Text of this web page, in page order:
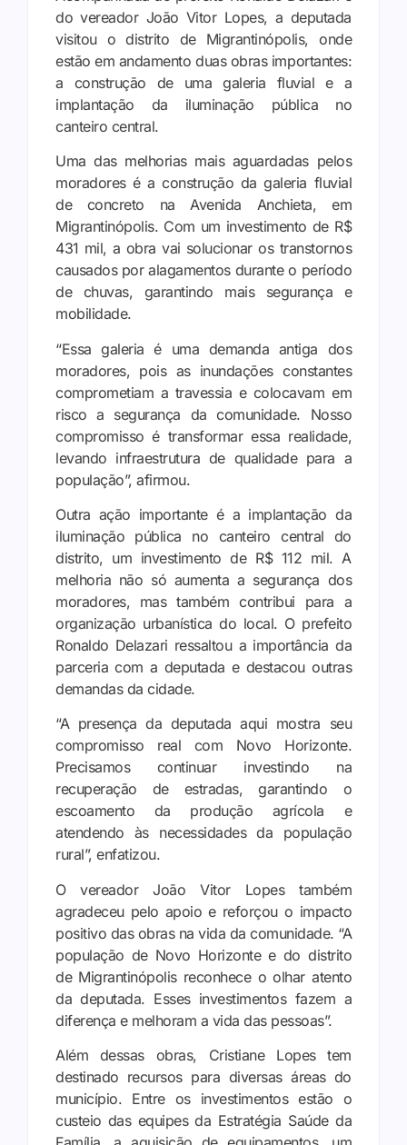
do vereador João Vitor Lopes, a deputada
visitou o distrito de Migrantinópolis, onde
estão em andamento duas obras importantes:
a construção de uma galeria fluvial e a
implantação da iluminação pública no
canteiro central.
Uma das melhorias mais aguardadas pelos
moradores é a construção da galeria fluvial
de concreto na Avenida Anchieta, em
Migrantinópolis. Com um investimento de R$
431 mil, a obra vai solucionar os transtornos
causados por alagamentos durante o período
de chuvas, garantindo mais segurança e
mobilidade.
“Essa galeria é uma demanda antiga dos
moradores, pois as inundações constantes
comprometiam a travessia e colocavam em
risco a segurança da comunidade. Nosso
compromisso é transformar essa realidade,
levando infraestrutura de qualidade para a
população”, afirmou.
Outra ação importante é a implantação da
iluminação pública no canteiro central do
distrito, um investimento de R$ 112 mil. A
melhoria não só aumenta a segurança dos
moradores, mas também contribui para a
organização urbanística do local. O prefeito
Ronaldo Delazari ressaltou a importância da
parceria com a deputada e destacou outras
demandas da cidade.
“A presença da deputada aqui mostra seu
compromisso real com Novo Horizonte.
Precisamos continuar investindo na
recuperação de estradas, garantindo o
escoamento da produção agrícola e
atendendo às necessidades da população
rural”, enfatizou.
O vereador João Vitor Lopes também
agradeceu pelo apoio e reforçou o impacto
positivo das obras na vida da comunidade. “A
população de Novo Horizonte e do distrito
de Migrantinópolis reconhece o olhar atento
da deputada. Esses investimentos fazem a
diferença e melhoram a vida das pessoas”.
Além dessas obras, Cristiane Lopes tem
destinado recursos para diversas áreas do
município. Entre os investimentos estão o
custeio das equipes da Estratégia Saúde da